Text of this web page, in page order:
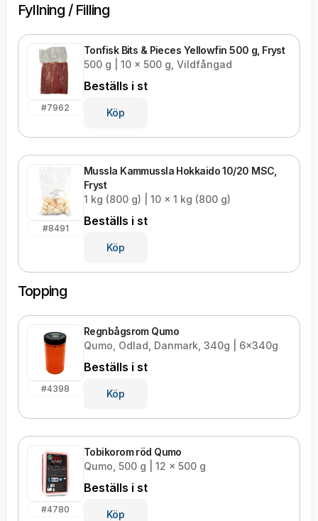
Fyllning / Filling
#7962
Tonfisk Bits & Pieces Yellowfin 500 g, Fryst
500 g | 10 x 500 g, Vildfångad
Beställs i st
Köp
#8491
Mussla Kammussla Hokkaido 10/20 MSC,
Fryst
1 kg (800 g) | 10 x 1 kg (800 g)
Beställs i st
Köp
Topping
#4398
Regnbågsrom Qumo
Qumo, Odlad, Danmark, 340g | 6x340g
Beställs i st
Köp
#4780
Tobikorom röd Qumo
Qumo, 500 g | 12 x 500 g
Beställs i st
Köp